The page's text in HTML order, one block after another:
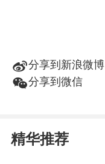
t分享到新浪微博
w分享到微信
精华推荐